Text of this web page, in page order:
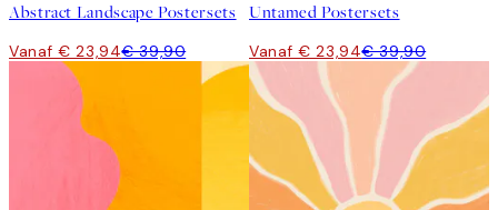
Abstract Landscape Postersets
Vanaf € 23,94€ 39,90
Untamed Postersets
Vanaf € 23,94€ 39,90